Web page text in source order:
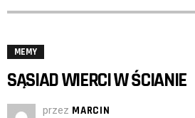
MEMY
SĄSIAD WIERCI W ŚCIANIE
przez MARCIN